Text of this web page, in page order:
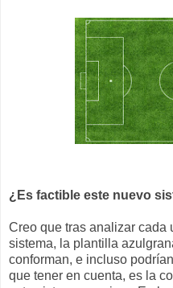
¿Es factible este nuevo
Creo que tras analizar cada
sistema, la plantilla
conforman, e incluso
que tener en cuenta, es la